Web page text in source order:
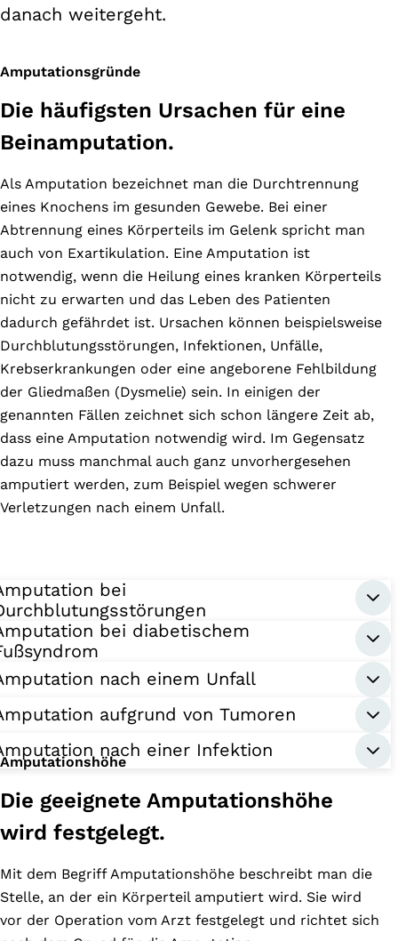
danach weitergeht.
Amputationsgründe
Die häufigsten Ursachen für eine
Beinamputation.
Als Amputation bezeichnet man die Durchtrennung
eines Knochens im gesunden Gewebe. Bei einer
Abtrennung eines Körperteils im Gelenk spricht man
auch von Exartikulation. Eine Amputation ist
notwendig, wenn die Heilung eines kranken Körperteils
nicht zu erwarten und das Leben des Patienten
dadurch gefährdet ist. Ursachen können beispielsweise
Durchblutungsstörungen, Infektionen, Unfälle,
Krebserkrankungen oder eine angeborene Fehlbildung
der Gliedmaßen (Dysmelie) sein. In einigen der
genannten Fällen zeichnet sich schon längere Zeit ab,
dass eine Amputation notwendig wird. Im Gegensatz
dazu muss manchmal auch ganz unvorhergesehen
amputiert werden, zum Beispiel wegen schwerer
Verletzungen nach einem Unfall.
bei
bei diabetischem
nach einem Unfall
aufgrund von Tumoren
nach einer Infektion
Amputationshöhe
Die geeignete Amputationshöhe
wird festgelegt.
Mit dem Begriff Amputationshöhe beschreibt man die
Stelle, an der ein Körperteil amputiert wird. Sie wird
vor der Operation vom Arzt festgelegt und richtet sich